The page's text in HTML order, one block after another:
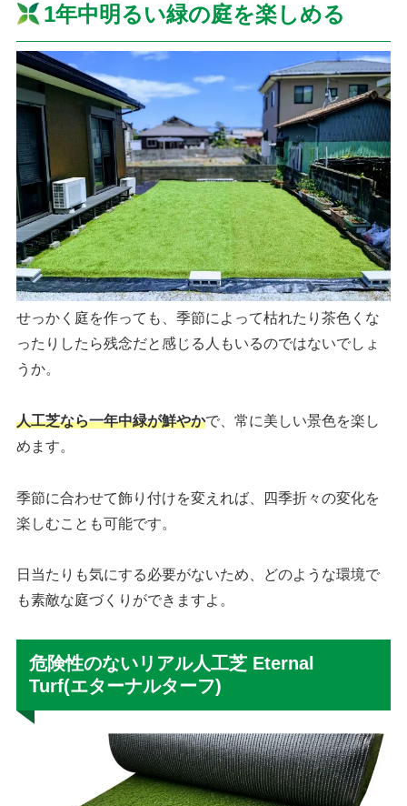
1年中明るい緑の庭を楽しめる
せっかく庭を作っても、季節によって枯れたり茶色くな
ったりしたら残念だと感じる人もいるのではないでしょ
うか。
人工芝なら一年中緑が鮮やかで、常に美しい景色を楽し
めます。
季節に合わせて飾り付けを変えれば、四季折々の変化を
楽しむことも可能です。
日当たりも気にする必要がないため、どのような環境で
も素敵な庭づくりができますよ。
危険性のないリアル人工芝 Eternal
Turf(エターナルターフ)